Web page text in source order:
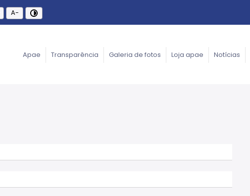
A-
Apae Transparência Galeria de fotos Loja apae Notícias